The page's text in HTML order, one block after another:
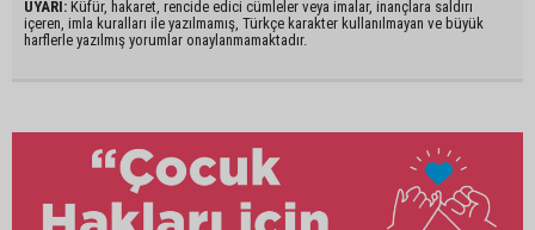
UYARI: Küfür, hakaret, rencide edici cümleler veya imalar, inançlara saldırı
içeren, imla kuralları ile yazılmamış, Türkçe karakter kullanılmayan ve büyük
harflerle yazılmış yorumlar onaylanmamaktadır.